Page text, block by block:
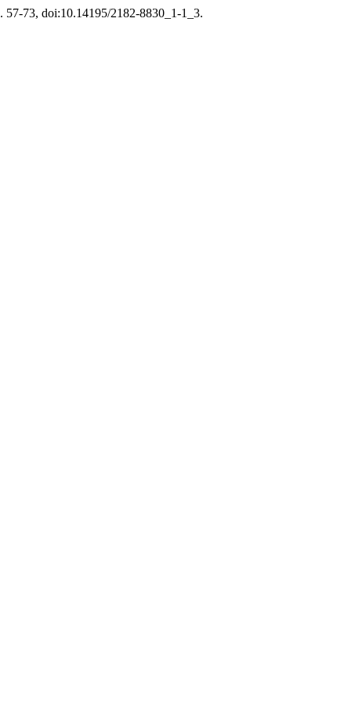
57-73, doi:10.14195/2182-8830_1-1_3.